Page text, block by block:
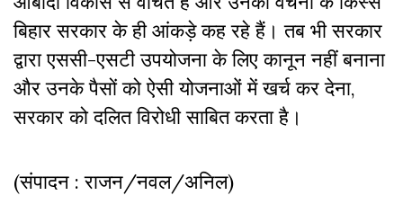
बिहार सरकार के ही आंकड़े कह रहे हैं। तब भी सरकार
द्वारा एससी-एसटी उपयोजना के लिए कानून नहीं बनाना
और उनके पैसों को ऐसी योजनाओं में खर्च कर देना,
सरकार को दलित विरोधी साबित करता है।
(संपादन : राजन/नवल/अनिल)